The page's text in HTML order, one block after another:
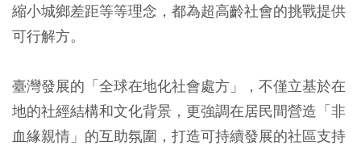
縮小城鄉差距等等理念，都為超高齡社會的挑戰提供
可行解方。
臺灣發展的「全球在地化社會處方」，不僅立基於在
地的社經結構和文化背景，更強調在居民間營造「非
血緣親情」的互助氛圍，打造可持續發展的社區支持